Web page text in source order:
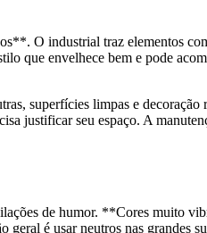
O industrial traz elementos
que envelhece bem e pode
superfícies limpas e
justificar seu espaço. A
de humor. **Cores muito
é usar neutros nas grandes